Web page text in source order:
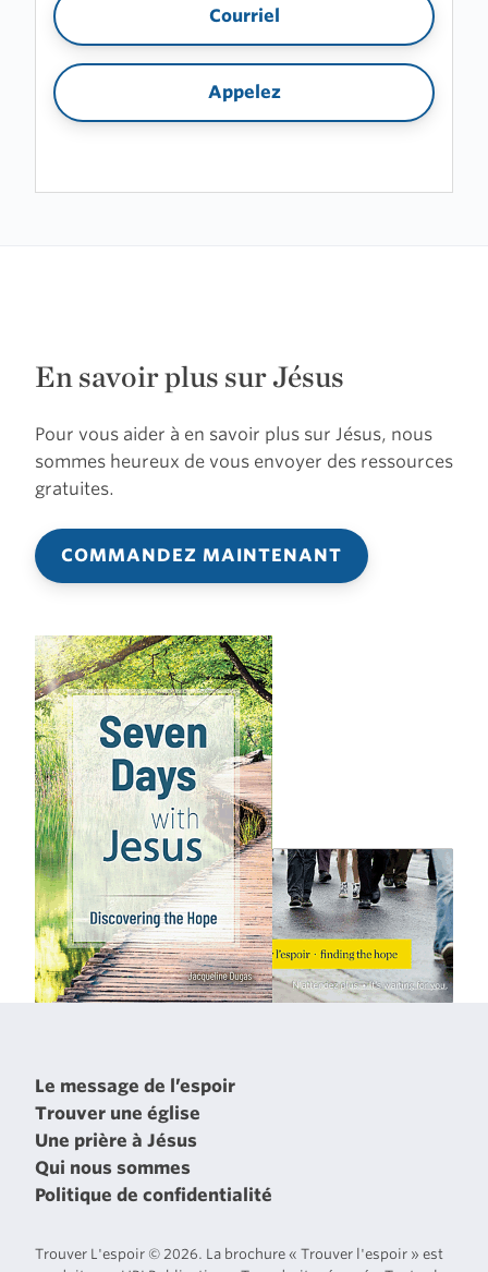
Courriel
Appelez
En savoir plus sur Jésus
Pour vous aider à en savoir plus sur Jésus, nous
sommes heureux de vous envoyer des ressources
gratuites.
COMMANDEZ MAINTENANT
Le message de l’espoir
Trouver une église
Une prière à Jésus
Qui nous sommes
Politique de confidentialité
Trouver L'espoir © 2026. La brochure « Trouver l'espoir » est